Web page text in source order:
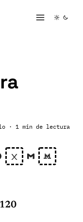
· 1 min de lectura